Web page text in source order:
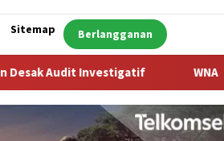
Sitemap Berlangganan
WNA Asal Arab Saudi